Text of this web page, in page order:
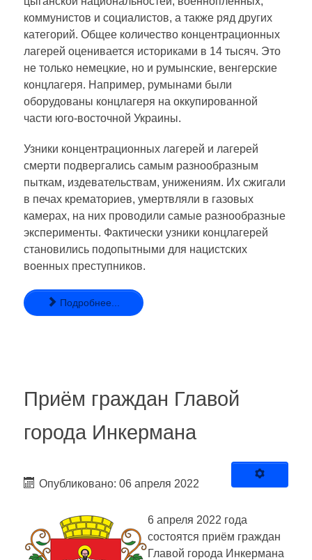
коммунистов и социалистов, а также ряд других
категорий. Общее количество концентрационных
лагерей оценивается историками в 14 тысяч. Это
не только немецкие, но и румынские, венгерские
концлагеря. Например, румынами были
оборудованы концлагеря на оккупированной
части юго-восточной Украины.
Узники концентрационных лагерей и лагерей
смерти подвергались самым разнообразным
пыткам, издевательствам, унижениям. Их сжигали
в печах крематориев, умертвляли в газовых
камерах, на них проводили самые разнообразные
эксперименты. Фактически узники концлагерей
становились подопытными для нацистских
военных преступников.
Подробнее...
Приём граждан Главой
города Инкермана
Опубликовано: 06 апреля 2022
6 апреля 2022 года
состоятся приём граждан
Главой города Инкермана